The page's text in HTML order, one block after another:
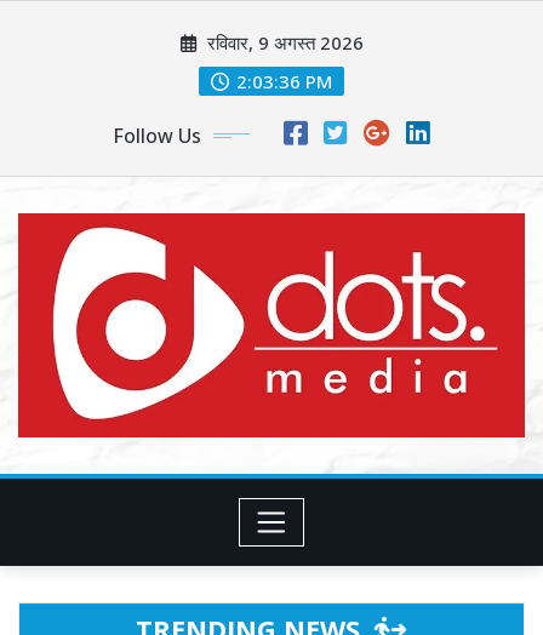
रविवार, 9 अगस्त 2026
2:03:38 PM
Follow Us